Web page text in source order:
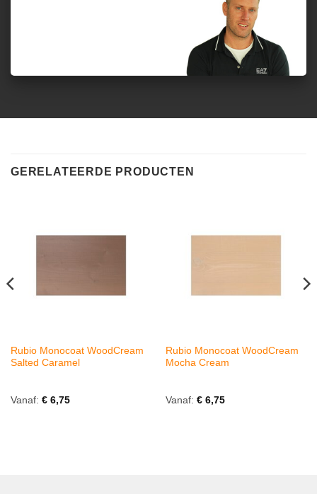
GERELATEERDE PRODUCTEN
Rubio Monocoat WoodCream
Salted Caramel
Vanaf: €6,75
Rubio Monocoat WoodCream
Mocha Cream
Vanaf: €6,75